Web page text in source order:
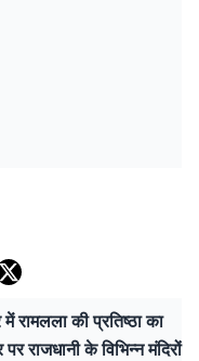
की प्रतिष्ठा का
राजधानी के विभिन्न मंदिरों